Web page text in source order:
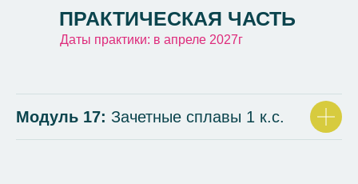
ПРАКТИЧЕСКАЯ ЧАСТЬ
Даты практики: в апреле 2027г
Модуль 17: Зачетные сплавы 1 к.с.